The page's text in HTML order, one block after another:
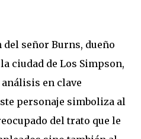
del señor Burns, dueño
ciudad de Los Simpson,
en clave
personaje simboliza al
del trato que le